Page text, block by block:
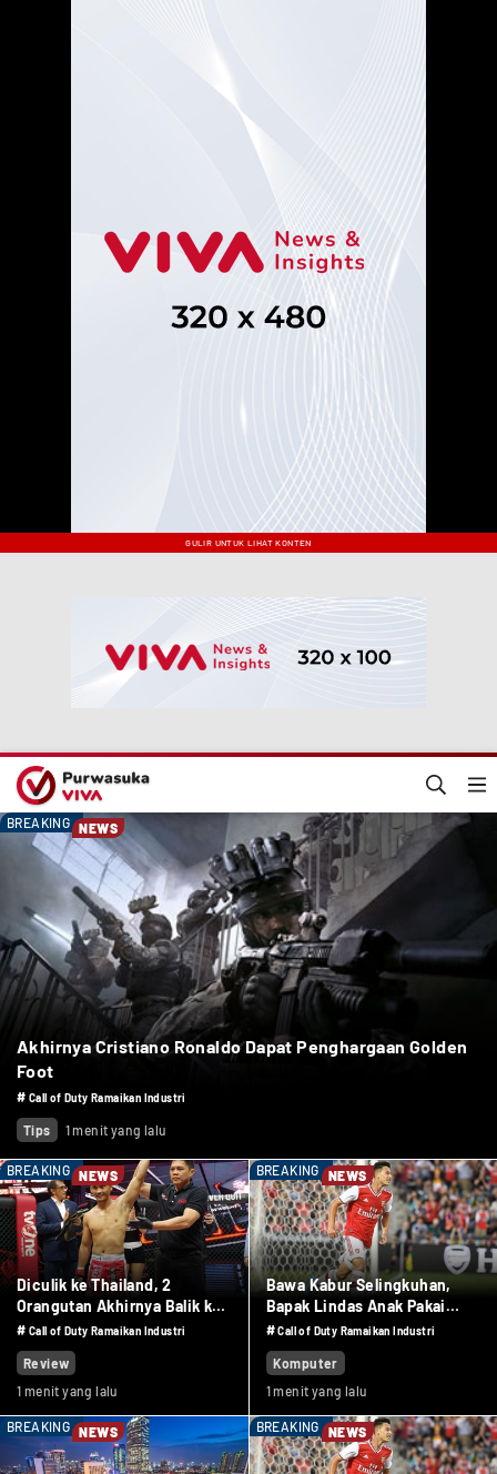
GULIR UNTUK LIHAT KONTEN
BREAKING NEWS
Akhirnya Cristiano Ronaldo Dapat Penghargaan Golden
Foot
# Call of Duty Ramaikan Industri
Tips 1 menit yang lalu
BREAKING NEWS
Diculik ke Thailand, 2
Orangutan Akhirnya Balik ke
Indonesia
# Call of Duty Ramaikan Industri
Review
1 menit yang lalu
BREAKING NEWS
Bawa Kabur Selingkuhan,
Bapak Lindas Anak Pakai
Truk Sawit
#Call of Duty Ramaikan Industri
Komputer
1 menit yang lalu
BREAKING NEWS BREAKING NEWS